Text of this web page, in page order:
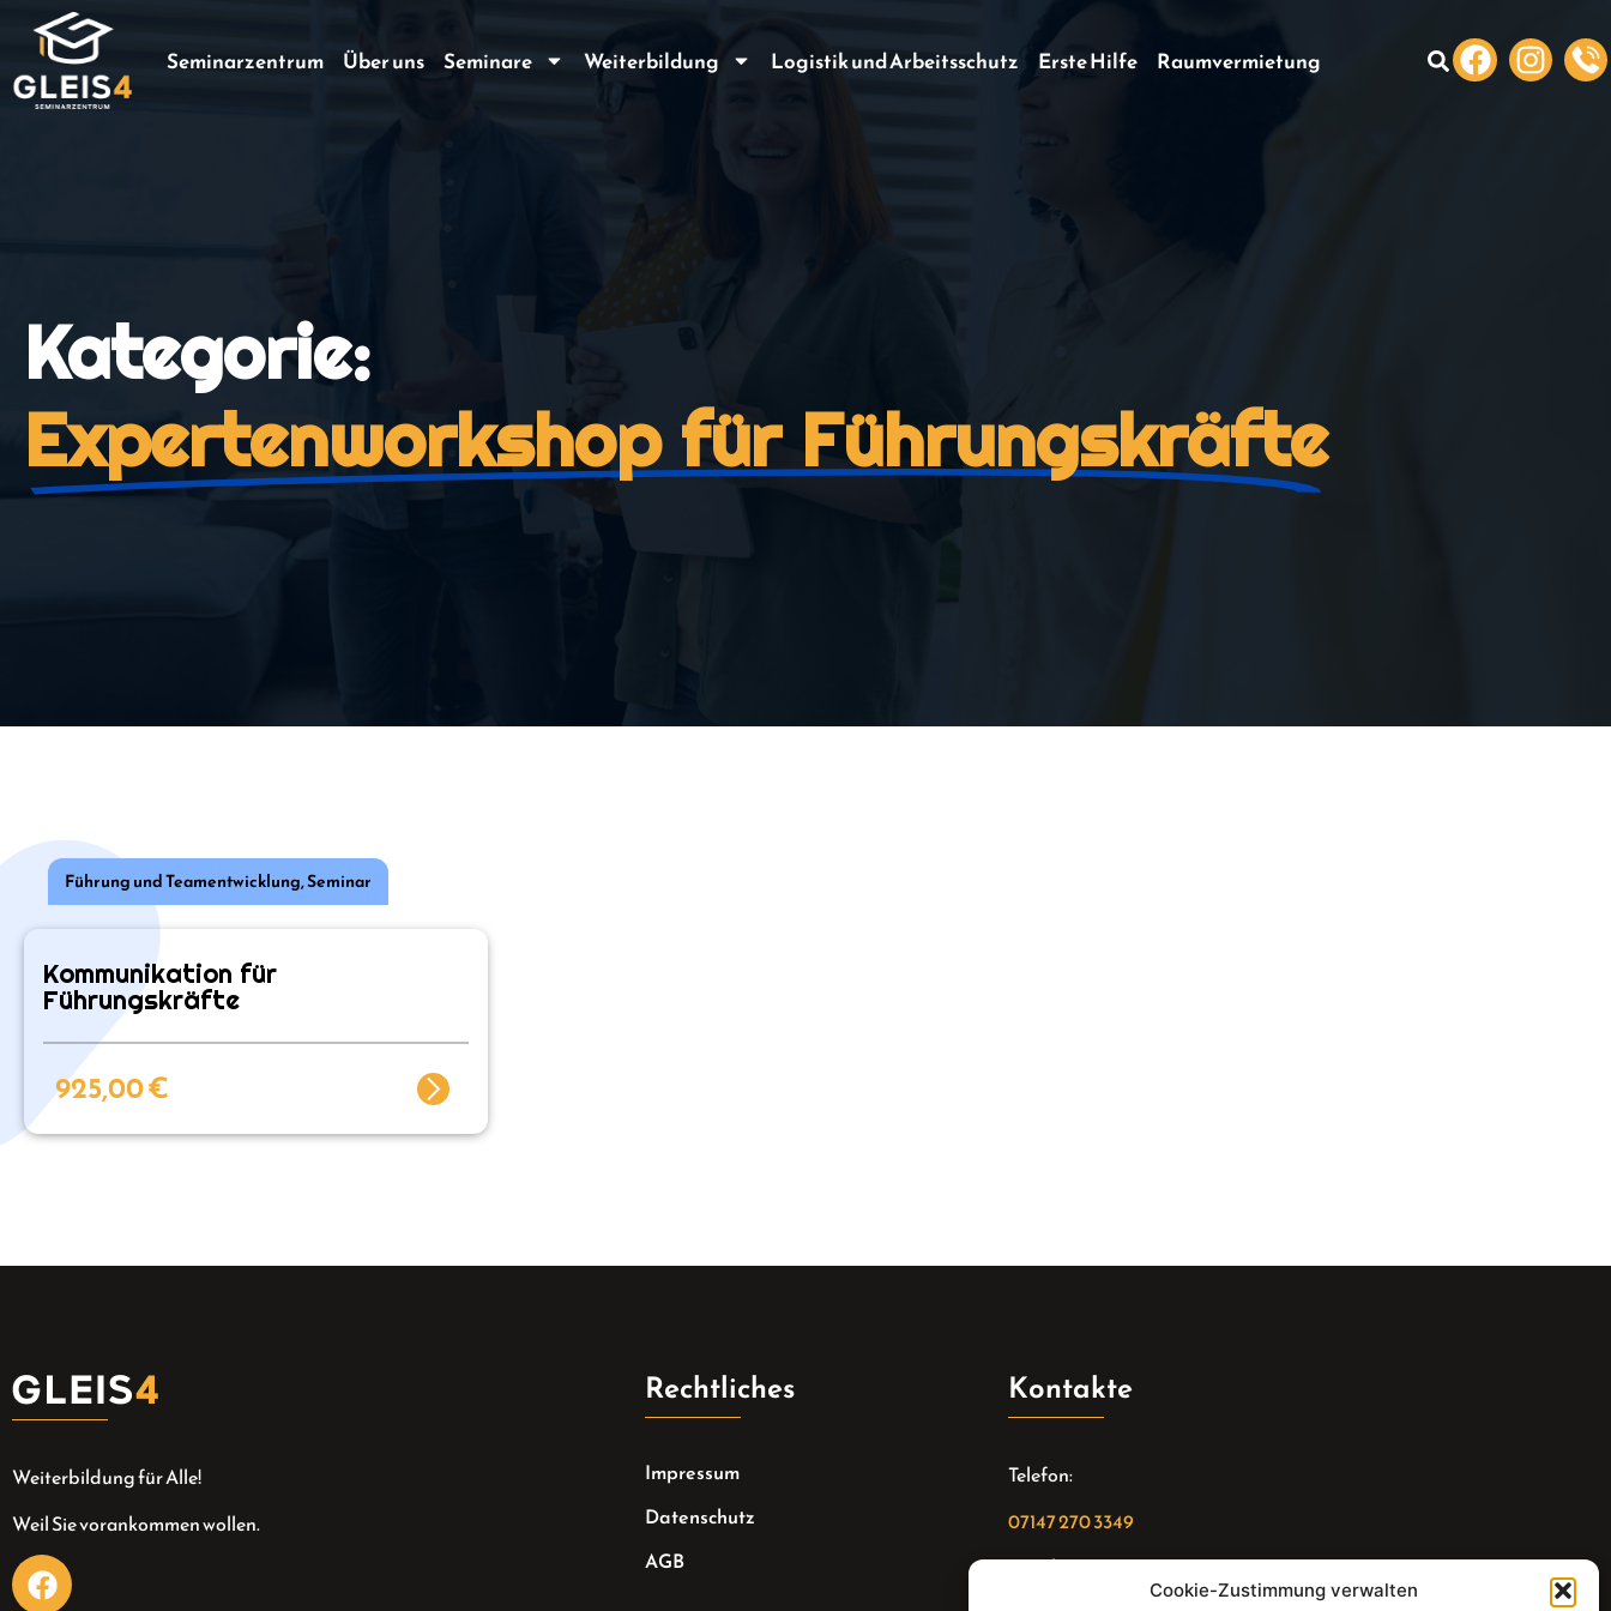
Cookie-Zustimmung verwalten
Seminarzentrum Über uns Seminare Weiterbildung Logistik und Arbeitsschutz Erste Hilfe Raumvermietung
Kategorie:
Expertenworkshop für Führungskräfte
Führung und Teamentwicklung,Seminar
Kommunikation für
Führungskräfte
925,00€
Weiterbildung für Alle!
Weil Sie vorankommen wollen.
Rechtliches
Impressum
Datenschutz
AGB
Kontakte
Telefon:
07147 270 3349
Email: